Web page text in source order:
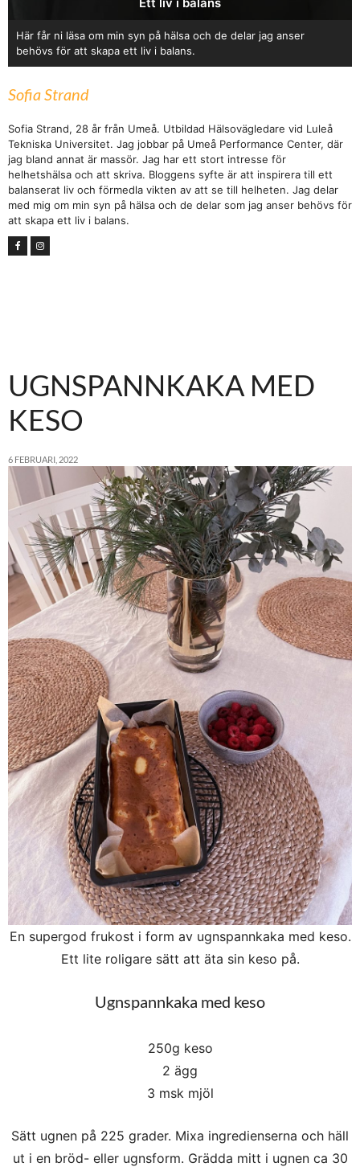
Här får ni läsa om min syn på hälsa och de delar jag anser
behövs för att skapa ett liv i balans.
Sofia Strand
Sofia Strand, 28 år från Umeå. Utbildad Hälsovägledare vid Luleå
Tekniska Universitet. Jag jobbar på Umeå Performance Center, där
jag bland annat är massör. Jag har ett stort intresse för
helhetshälsa och att skriva. Bloggens syfte är att inspirera till ett
balanserat liv och förmedla vikten av att se till helheten. Jag delar
med mig om min syn på hälsa och de delar som jag anser behövs för
att skapa ett liv i balans.
UGNSPANNKAKA MED
KESO
6 FEBRUARI, 2022
En supergod frukost i form av ugnspannkaka med keso.
Ett lite roligare sätt att äta sin keso på.
Ugnspannkaka med keso
250g keso
2 ägg
3 msk mjöl
Sätt ugnen på 225 grader. Mixa ingredienserna och häll
ut i en bröd- eller ugnsform. Grädda mitt i ugnen ca 30